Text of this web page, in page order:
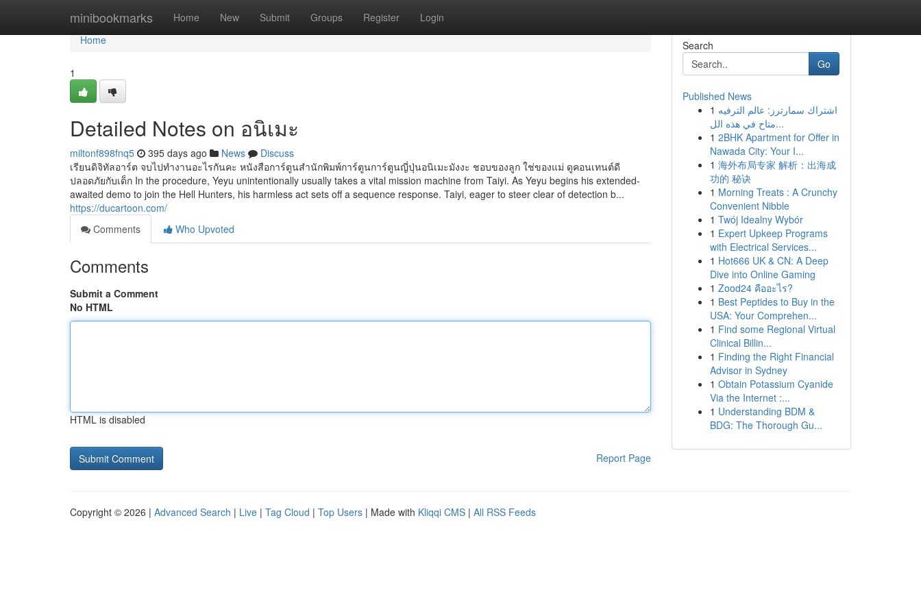
minibookmarks Home New Submit Groups Register Login
Home
Home
1
Detailed Notes on อนิเมะ
miltonf898fnq5 395 days ago News
Discuss
เรียนดิจิทัลอาร์ต จบไปทำงานอะไรกันคะ หนังสือการ์ตูนสำนักพิมพ์การ์ตูนการ์ตูนญี่ปุ่นอนิเมะมังงะ ชอบของลูก ใช่ของแม่ ดูคอนเทนต์ดี
ปลอดภัยกับเด็ก In the procedure, Yeyu unintentionally usually takes a vital mission machine from Taiyi. As Yeyu begins his extended-
awaited demo to join the Hell Hunters, his harmless act sets off a sequence response. Taiyi, eager to steer clear of detection b...
https://ducartoon.com/
Comments
Who Upvoted
Comments
Submit a Comment
No HTML
HTML is disabled
Report Page
Search
Go
Published News
1 اشتراك سمارترز: عالم الترفيه
متاح في هذه الل...
1 2BHK Apartment for Offer in
Nawada City: Your I...
1 海外布局专家 解析：出海成
功的 秘诀
1 Morning Treats : A Crunchy
Convenient Nibble
1 Twój Idealny Wybór
1 Expert Upkeep Programs
with Electrical Services...
1 Hot666 UK & CN: A Deep
Dive into Online Gaming
1 Zood24 คืออะไร?
1 Best Peptides to Buy in the
USA: Your Comprehen...
1 Find some Regional Virtual
Clinical Billin...
1 Finding the Right Financial
Advisor in Sydney
1 Obtain Potassium Cyanide
Via the Internet :...
1 Understanding BDM &
BDG: The Thorough Gu...
Copyright © 2026 | Advanced Search | Live | Tag Cloud | Top Users | Made with Kliqqi CMS | All RSS Feeds